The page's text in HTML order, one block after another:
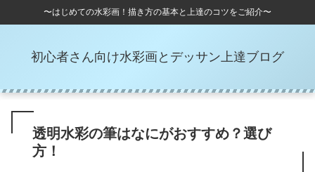
〜はじめての水彩画！描き方の基本と上達のコツをご紹介〜
初心者さん向け水彩画とデッサン上達ブログ
透明水彩の筆はなにがおすすめ？選び
方！